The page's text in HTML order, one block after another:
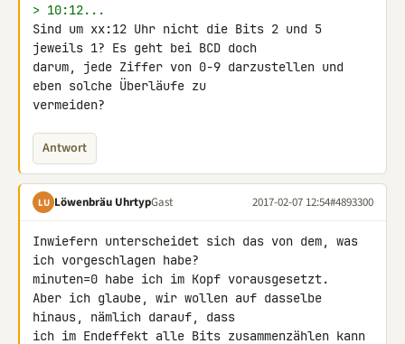
> 10:12...
Sind um xx:12 Uhr nicht die Bits 2 und 5
jeweils 1? Es geht bei BCD doch
darum, jede Ziffer von 0-9 darzustellen und
eben solche Überläufe zu
vermeiden?
Antwort
LU Löwenbräu UhrtypGast 2017-02-07 12:54#4893300
Inwiefern unterscheidet sich das von dem, was
ich vorgeschlagen habe?
minuten=0 habe ich im Kopf vorausgesetzt.
Aber ich glaube, wir wollen auf dasselbe
hinaus, nämlich darauf, dass
ich im Endeffekt alle Bits zusammenzählen kann